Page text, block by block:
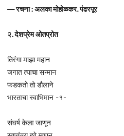
— रचना : अलका मोहोळकर. पंढरपूर
२. देशप्रेम ओतप्रोत
तिरंगा माझा महान
जगात त्याचा सन्मान
फडकतो तो डौलाने
भारताचा स्वाभिमान -१-
संघर्ष केला जाणून